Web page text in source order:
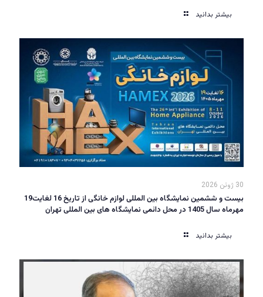
بیشتر بدانید
30 ژوئن 2026
بیست و ششمین نمایشگاه بین المللی لوازم خانگی از تاریخ 16 لغایت19
مهرماه سال 1405 در محل دائمی نمایشگاه های بین المللی تهران
بیشتر بدانید